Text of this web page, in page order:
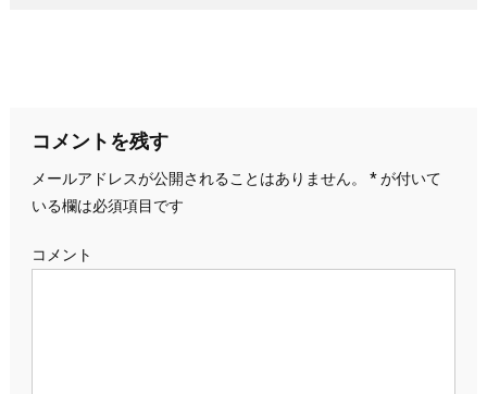
ョ
ン
コメントを残す
メールアドレスが公開されることはありません。 *が付いて
いる欄は必須項目です
コメント